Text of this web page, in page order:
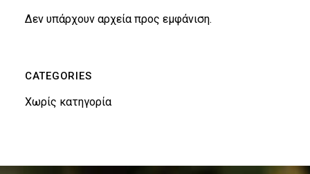
Δεν υπάρχουν αρχεία προς εμφάνιση.
CATEGORIES
Χωρίς κατηγορία